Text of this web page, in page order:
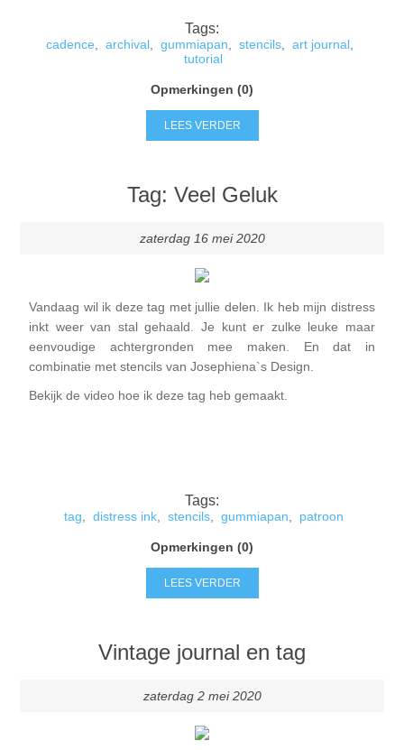
Tags:
cadence archival gummiapan stencils art journal
tutorial
Opmerkingen (0)
LEES VERDER
Tag: Veel Geluk
zaterdag 16 mei 2020
Vandaag wil ik deze tag met jullie delen. Ik heb mijn distress
inkt weer van stal gehaald. Je kunt er zulke leuke maar
eenvoudige achtergronden mee maken. En dat in
combinatie met stencils van Josephiena`s Design.
Bekijk de video hoe ik deze tag heb gemaakt.
Tags:
tag distress ink, stencils, gummiapan patroon
Opmerkingen (0)
LEES VERDER
Vintage journal en tag
zaterdag 2 mei 2020